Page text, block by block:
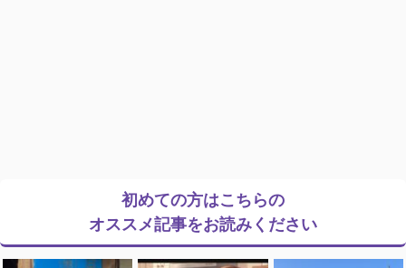
初めての方はこちらの
オススメ記事をお読みください